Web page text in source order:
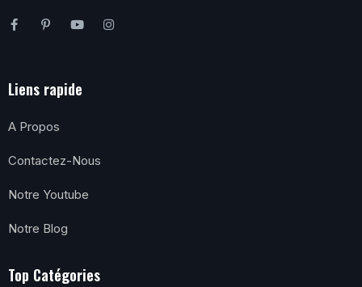
Liens rapide
A Propos
Contactez-Nous
Notre Youtube
Notre Blog
Top Catégories